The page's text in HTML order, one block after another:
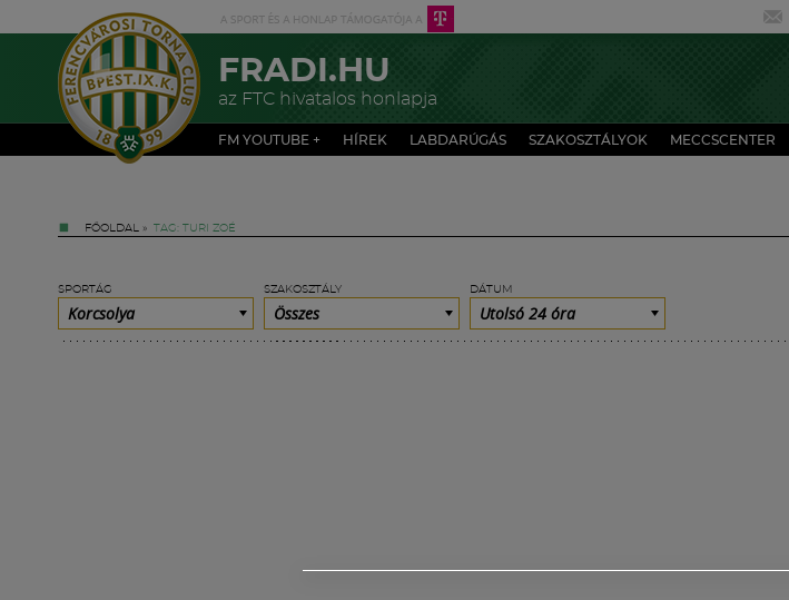
FRADI.HU
az FTC hivatalos honlapja
FM YOUTUBE + HÍREK LABDARÚGÁS SZAKOSZTÁLYOK MECCSCENTER
FŐOLDAL » TAG: TURI ZOÉ
SPORTÁG
Korcsolya
SZAKOSZTÁLY
Összes
DÁTUM
Utolsó 24 óra